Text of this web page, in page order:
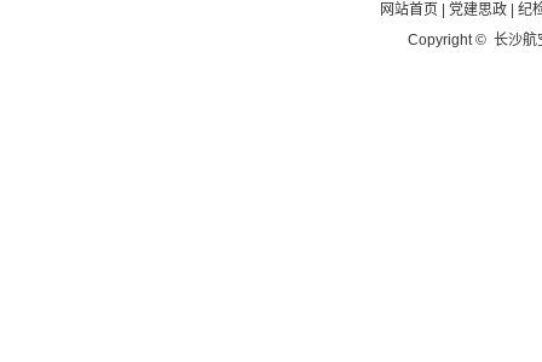
网站首页 党建思政
纪
Copyright © 长沙航